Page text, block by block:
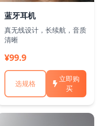
蓝牙耳机
真无线设计，长续航，音质
清晰
¥99.9
选规格
立即购
买